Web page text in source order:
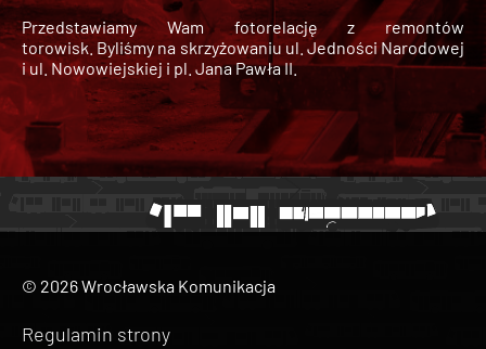
Przedstawiamy Wam fotorelację z remontów
torowisk. Byliśmy na skrzyżowaniu ul. Jedności Narodowej
i ul. Nowowiejskiej i pl. Jana Pawła II.
© 2026 Wrocławska Komunikacja
Regulamin strony